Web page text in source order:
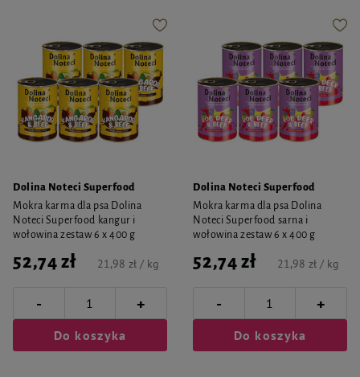
Dolina Noteci Superfood
Mokra karma dla psa Dolina
Noteci Superfood kangur i
wołowina zestaw 6 x 400 g
52,74 zł 21,98 zł / kg
- +
Do koszyka
Dolina Noteci Superfood
Mokra karma dla psa Dolina
Noteci Superfood sarna i
wołowina zestaw 6 x 400 g
52,74 zł 21,98 zł / kg
- +
Do koszyka